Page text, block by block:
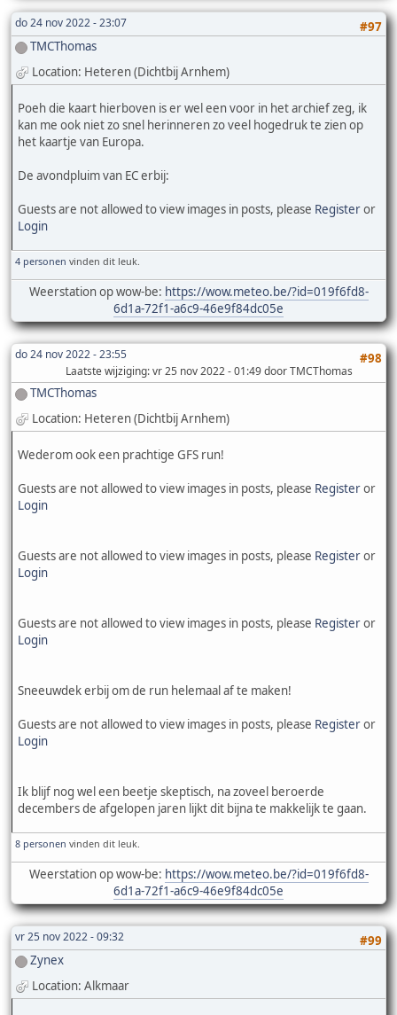
do 24 nov 2022 - 23:07
#97
TMCThomas
Location: Heteren (Dichtbij Arnhem)
Poeh die kaart hierboven is er wel een voor in het archief zeg, ik
kan me ook niet zo snel herinneren zo veel hogedruk te zien op
het kaartje van Europa.
De avondpluim van EC erbij:
Guests are not allowed to view images in posts, please Registeror
Login
4 personen vinden dit leuk.
Weerstation op wow-be: https://wow.meteo.be/?id=019f6fd8-
6d1a-72f1-a6c9-46e9f84dc05e
do 24 nov 2022 - 23:55 #98
Laatste wijziging: vr 25 nov 2022 - 01:49 door TMCThomas
TMCThomas
Location: Heteren (Dichtbij Arnhem)
Wederom ook een prachtige GFS run!
Guests are not allowed to view images in posts, please Registeror
Login
Guests are not allowed to view images in posts, please Registeror
Login
Guests are not allowed to view images in posts, please Registeror
Login
Sneeuwdek erbij om de run helemaal af te maken!
Guests are not allowed to view images in posts, please Registeror
Login
Ik blijf nog wel een beetje skeptisch, na zoveel beroerde
decembers de afgelopen jaren lijkt dit bijna te makkelijk te gaan.
8 personen vinden dit leuk.
Weerstation op wow-be: https://wow.meteo.be/?id=019f6fd8-
6d1a-72f1-a6c9-46e9f84dc05e
vr 25 nov 2022 - 09:32
#99
Zynex
Location: Alkmaar